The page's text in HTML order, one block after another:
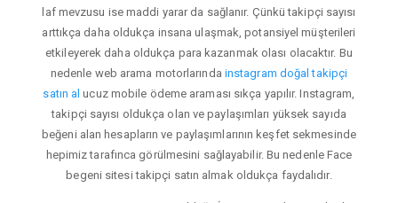
laf mevzusu ise maddi yarar da sağlanır. Çünkü takipçi sayısı
arttıkça daha oldukça insana ulaşmak, potansiyel müşterileri
etkileyerek daha oldukça para kazanmak olası olacaktır. Bu
nedenle web arama motorlarında instagram doğal takipçi
satın al ucuz mobile ödeme araması sıkça yapılır. Instagram,
takipçi sayısı oldukça olan ve paylaşımları yüksek sayıda
beğeni alan hesapların ve paylaşımlarının keşfet sekmesinde
hepimiz tarafınca görülmesini sağlayabilir. Bu nedenle Face
begeni sitesi takipçi satın almak oldukça faydalıdır.